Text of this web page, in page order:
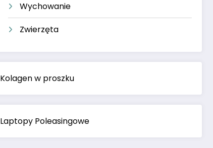
Wychowanie
Zwierzęta
Kolagen w proszku
Laptopy Poleasingowe